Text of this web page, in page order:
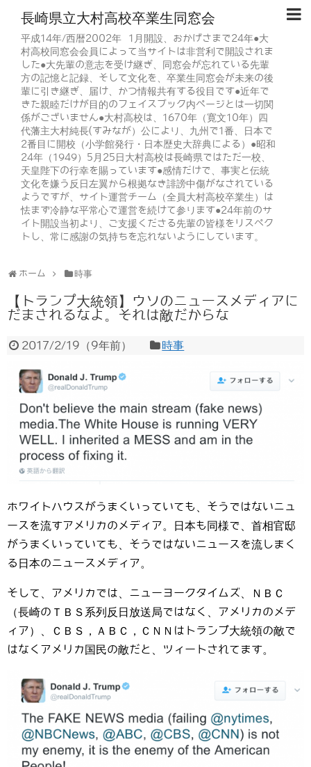
長崎県立大村高校卒業生同窓会
平成14年/西暦2002年 1月開設、おかげさまで24年●大
村高校同窓会会員によって当サイトは非営利で開設されま
した●大先輩の意志を受け継ぎ、同窓会が忘れている先輩
方の記憶と記録、そして文化を、卒業生同窓会が未来の後
輩に引き継ぎ、届け、かつ情報共有する役目です●近年で
きた親睦だけが目的のフェイスブック内ページとは一切関
係がございません●大村高校は、1670年（寛文10年）四
代藩主大村純長(すみなが）公により、九州で1番、日本で
2番目に開校（小学館発行・日本歴史大辞典による）●昭和
24年（1949）5月25日大村高校は長崎県ではただ一校、
天皇陛下の行幸を賜っています●感情だけで、事実と伝統
文化を嫌う反日左翼から根拠なき誹謗中傷がなされている
ようですが、サイト運営チーム（全員大村高校卒業生）は
怯まず冷静な平常心で運営を続けて参ります●24年前のサ
イト開設当初より、ご支援くださる先輩の皆様をリスペク
トし、常に感謝の気持ちを忘れないようにしています。
ホーム 時事
【トランプ大統領】ウソのニュースメディアに
だまされるなよ。それは敵だからな
2017/2/19 （9年前） 時事
ホワイトハウスがうまくいっていても、そうではないニュ
ースを流すアメリカのメディア。日本も同様で、首相官邸
がうまくいっていても、そうではないニュースを流しまく
る日本のニュースメディア。
そして、アメリカでは、ニューヨークタイムズ、ＮＢＣ
（長崎のＴＢＳ系列反日放送局ではなく、アメリカのメデ
ィア）、ＣＢＳ，ＡＢＣ，ＣＮＮはトランプ大統領の敵で
はなくアメリカ国民の敵だと、ツィートされてます。